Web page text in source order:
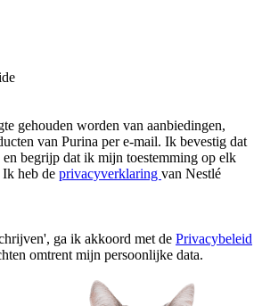
gehouden worden van aanbiedingen,
van Purina per e-mail. Ik bevestig dat
begrijp dat ik mijn toestemming op elk
heb de privacyverklaring van Nestlé
ga ik akkoord met de Privacybeleid
omtrent mijn persoonlijke data.